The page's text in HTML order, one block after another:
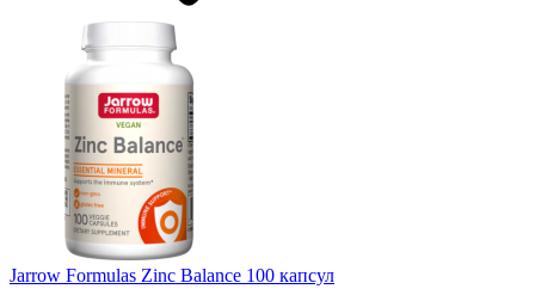
Jarrow Formulas Zinc Balance 100 капсул